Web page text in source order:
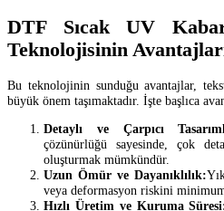
DTF Sıcak UV
Teknolojisinin
Bu teknolojinin sunduğu avantajlar,
büyük önem taşımaktadır. İşte başlıca
Detaylı ve Çarpıcı
çözünürlüğü sayesinde, çok
oluşturmak mümkündür.
Uzun Ömür ve Dayanıklılık:
veya deformasyon riskini
Hızlı Üretim ve Kuruma